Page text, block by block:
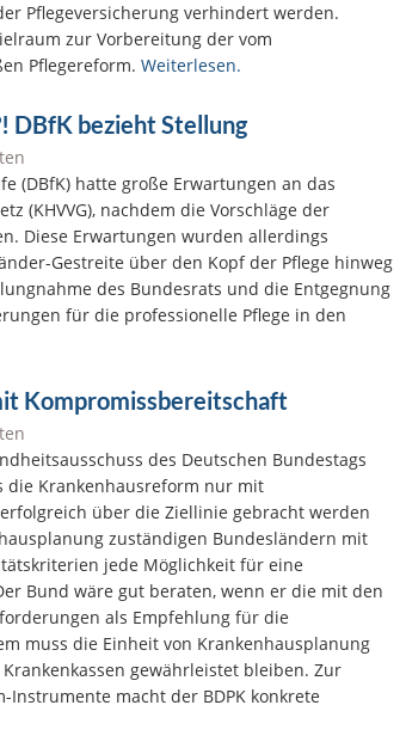
Pflegeversicherung verhindert werden.
zur Vorbereitung der vom
Pflegereform. Weiterlesen.
DBfK bezieht Stellung
(DBfK) hatte große Erwartungen an das
(KHVVG), nachdem die Vorschläge der
Diese Erwartungen wurden allerdings
Gestreite über den Kopf der Pflege hinweg
des Bundesrats und die Entgegnung
für die professionelle Pflege in den
Kompromissbereitschaft
des Deutschen Bundestags
die Krankenhausreform nur mit
über die Ziellinie gebracht werden
zuständigen Bundesländern mit
jede Möglichkeit für eine
Bund wäre gut beraten, wenn er die mit den
als Empfehlung für die
muss die Einheit von Krankenhausplanung
gewährleistet bleiben. Zur
macht der BDPK konkrete